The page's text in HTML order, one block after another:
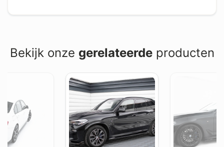
Bekijk onze gerelateerdeproducten